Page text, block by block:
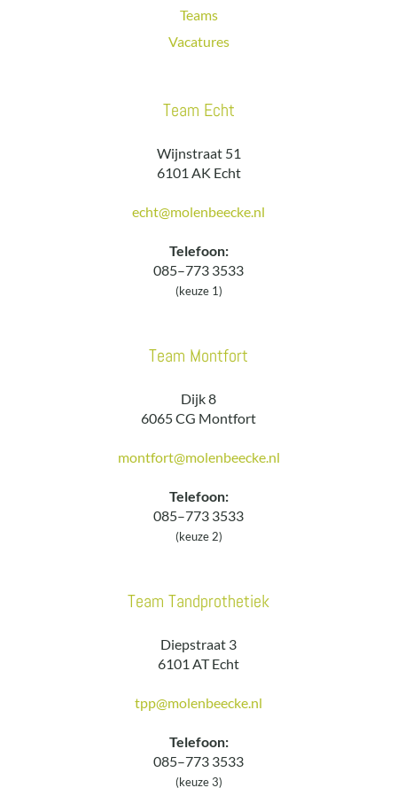
Teams
Vacatures
Team Echt
Wijnstraat 51
6101 AK Echt
echt@molenbeecke.nl
Telefoon:
085–773 3533
(keuze 1)
Team Montfort
Dijk 8
6065 CG Montfort
montfort@molenbeecke.nl
Telefoon:
085–773 3533
(keuze 2)
Team Tandprothetiek
Diepstraat 3
6101 AT Echt
tpp@molenbeecke.nl
Telefoon:
085–773 3533
(keuze 3)